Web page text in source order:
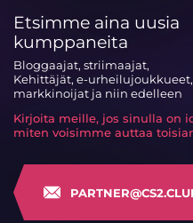
Etsimme aina uusia
kumppaneita
Bloggaajat, striimaajat,
Kehittäjät, e-urheilujoukkueet,
markkinoijat ja niin edelleen
Kirjoita meille, jos sinulla on
miten voisimme auttaa